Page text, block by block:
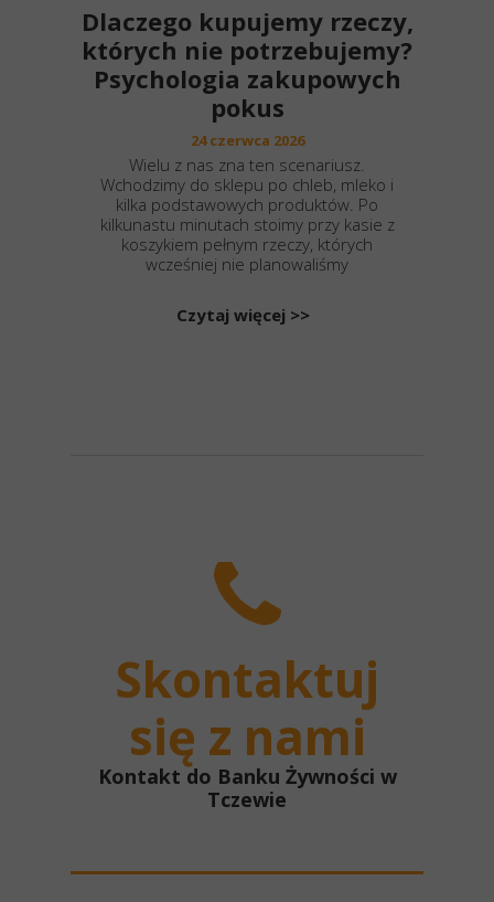
Dlaczego kupujemy rzeczy,
których nie potrzebujemy?
Psychologia zakupowych
pokus
24 czerwca 2026
Wielu z nas zna ten scenariusz.
Wchodzimy do sklepu po chleb, mleko i
kilka podstawowych produktów. Po
kilkunastu minutach stoimy przy kasie z
koszykiem pełnym rzeczy, których
wcześniej nie planowaliśmy
Czytaj więcej >>
Skontaktuj
się z nami
Kontakt do Banku Żywności w
Tczewie